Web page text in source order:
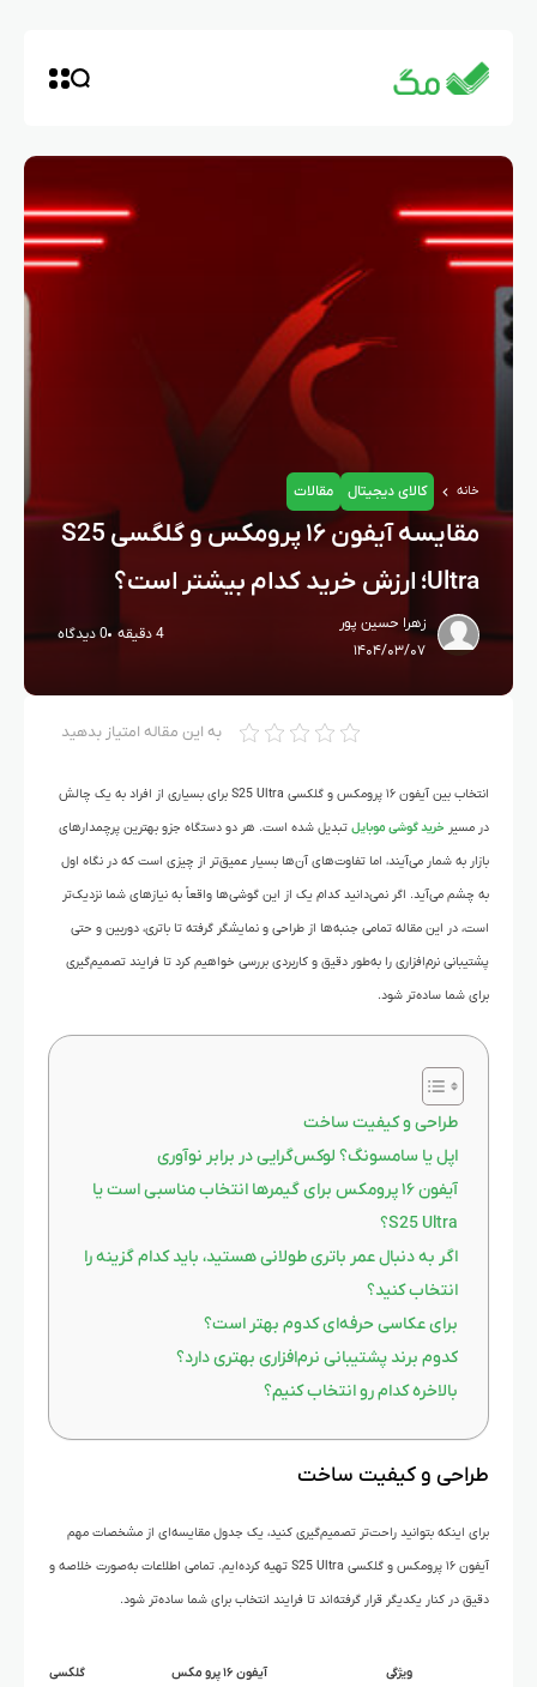
خانه کالای دیجیتال مقالات
مقایسه آیفون ۱۶ پرومکس و گلگسی S25
Ultra؛ ارزش خرید کدام بیشتر است؟
زهرا حسین پور
۱۴۰۴/۰۳/۰۷
4 دقیقه 0 دیدگاه
به این مقاله امتیاز بدهید
انتخاب بین آیفون ۱۶ پرومکس و گلکسی S25 Ultra برای بسیاری از افراد به یک چالش
در مسیر خرید گوشی موبایل تبدیل شده است. هر دو دستگاه جزو بهترین پرچمدارهای
بازار به شمار می‌آیند، اما تفاوت‌های آن‌ها بسیار عمیق‌تر از چیزی است که در نگاه اول
به چشم می‌آید. اگر نمی‌دانید کدام یک از این گوشی‌ها واقعاً به نیازهای شما نزدیک‌تر
است، در این مقاله تمامی جنبه‌ها از طراحی و نمایشگر گرفته تا باتری، دوربین و حتی
پشتیبانی نرم‌افزاری را به‌طور دقیق و کاربردی بررسی خواهیم کرد تا فرایند تصمیم‌گیری
برای شما ساده‌تر شود.
طراحی و کیفیت ساخت
اپل یا سامسونگ؟ لوکس‌گرایی در برابر نوآوری
آیفون ۱۶ پرومکس برای گیمرها انتخاب مناسبی است یا
S25 Ultra؟
اگر به دنبال عمر باتری طولانی هستید، باید کدام گزینه را
انتخاب کنید؟
برای عکاسی حرفه‌ای کدوم بهتر است؟
کدوم برند پشتیبانی نرم‌افزاری بهتری دارد؟
بالاخره کدام‌ رو انتخاب کنیم؟
طراحی و کیفیت ساخت
برای اینکه بتوانید راحت‌تر تصمیم‌گیری کنید، یک جدول مقایسه‌ای از مشخصات مهم
آیفون ۱۶ پرومکس و گلکسی S25 Ultra تهیه کرده‌ایم. تمامی اطلاعات به‌صورت خلاصه و
دقیق در کنار یکدیگر قرار گرفته‌اند تا فرایند انتخاب برای شما ساده‌تر شود.
ویژگی آیفون ۱۶ پرو مکس گلکسی S25 Ultra